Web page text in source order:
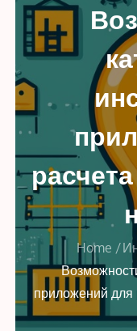
Home
приложений для